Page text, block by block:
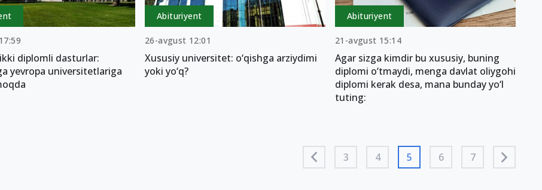
diplomli dasturlar:
yevropa universitetlariga
Abituriyent
26-avgust 12:01
Xususiy universitet: o‘qishga arziydimi
yoki yo‘q?
Abituriyent
21-avgust 15:14
Agar sizga kimdir bu xususiy, buning
diplomi o‘tmaydi, menga davlat oliygohi
diplomi kerak desa, mana bunday yo‘l
tuting:
3 4 5 6 7